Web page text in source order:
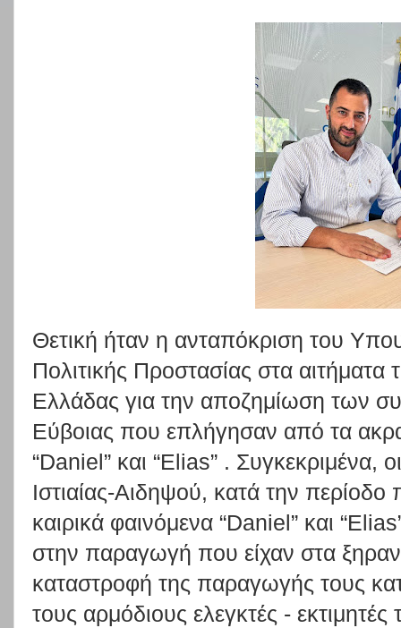
Θετική ήταν η ανταπόκριση του
Πολιτικής Προστασίας στα αιτήματα
Ελλάδας για την αποζημίωση των
Εύβοιας που επλήγησαν από τα
“Daniel” και “Elias” .
Ιστιαίας-Αιδηψού, κατά την
καιρικά φαινόμενα “Daniel” και
στην παραγωγή που είχαν στα
καταστροφή της παραγωγής τους
τους αρμόδιους ελεγκτές -